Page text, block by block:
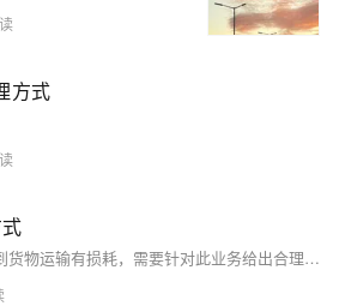
方式
通常客户采购业务需求提到货物运输有损耗，需要针对此业务给出合理方案输出，下面笔者针对此类业务分析下各种实现方案的可行性！